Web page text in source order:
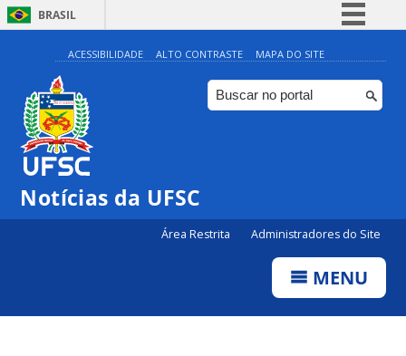
BRASIL
Simplifique!
Comunica BR
Participe
ACESSIBILIDADE ALTO CONTRASTE MAPA DO SITE
Notícias da UFSC
Área Restrita Administradores do Site
MENU